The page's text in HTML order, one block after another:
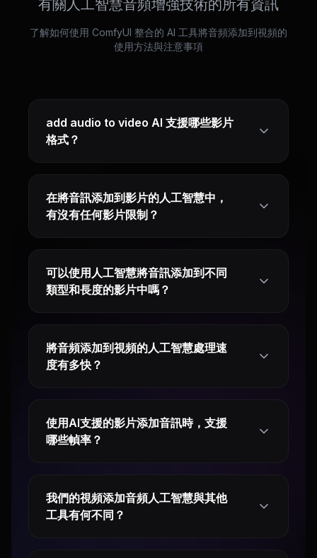
有關人工智慧音頻增強技術的所有資訊
了解如何使用 ComfyUI 整合的 AI 工具將音頻添加到視頻的
使用方法與注意事項
add audio to video AI 支援哪些影片
格式？
在將音訊添加到影片的人工智慧中，
有沒有任何影片限制？
可以使用人工智慧將音訊添加到不同
類型和長度的影片中嗎？
將音頻添加到視頻的人工智慧處理速
度有多快？
使用AI支援的影片添加音訊時，支援
哪些幀率？
我們的視頻添加音頻人工智慧與其他
工具有何不同？